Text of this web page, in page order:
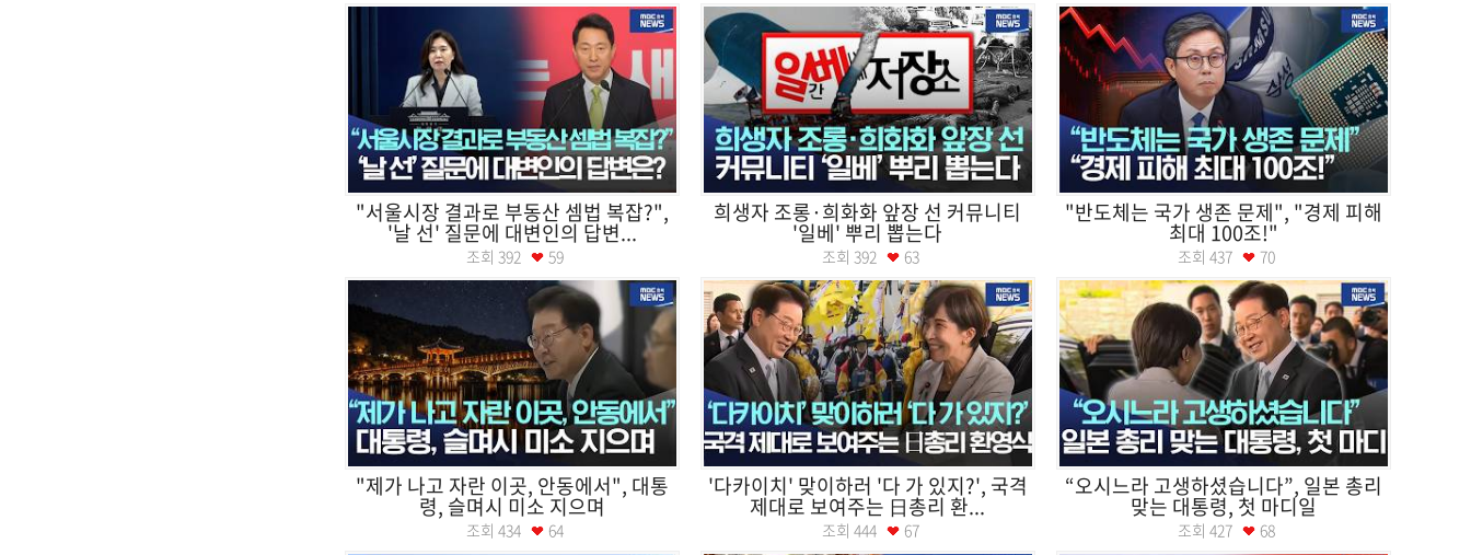
"서울시장 결과로 부동산 셈법 복잡?",
'날 선' 질문에 대변인의 답변...
조회 392 59
희생자 조롱·희화화 앞장 선 커뮤니티
'일베' 뿌리 뽑는다
조회 392 63
"반도체는 국가 생존 문제", "경제 피해
최대 100조!"
조회 437 70
"제가 나고 자란 이곳, 안동에서", 대통
령, 슬며시 미소 지으며
조회 434 64
'다카이치' 맞이하러 '다 가 있지?', 국격
제대로 보여주는 日총리 환...
조회 444 67
“오시느라 고생하셨습니다”, 일본 총리
맞는 대통령, 첫 마디일
조회 427 68